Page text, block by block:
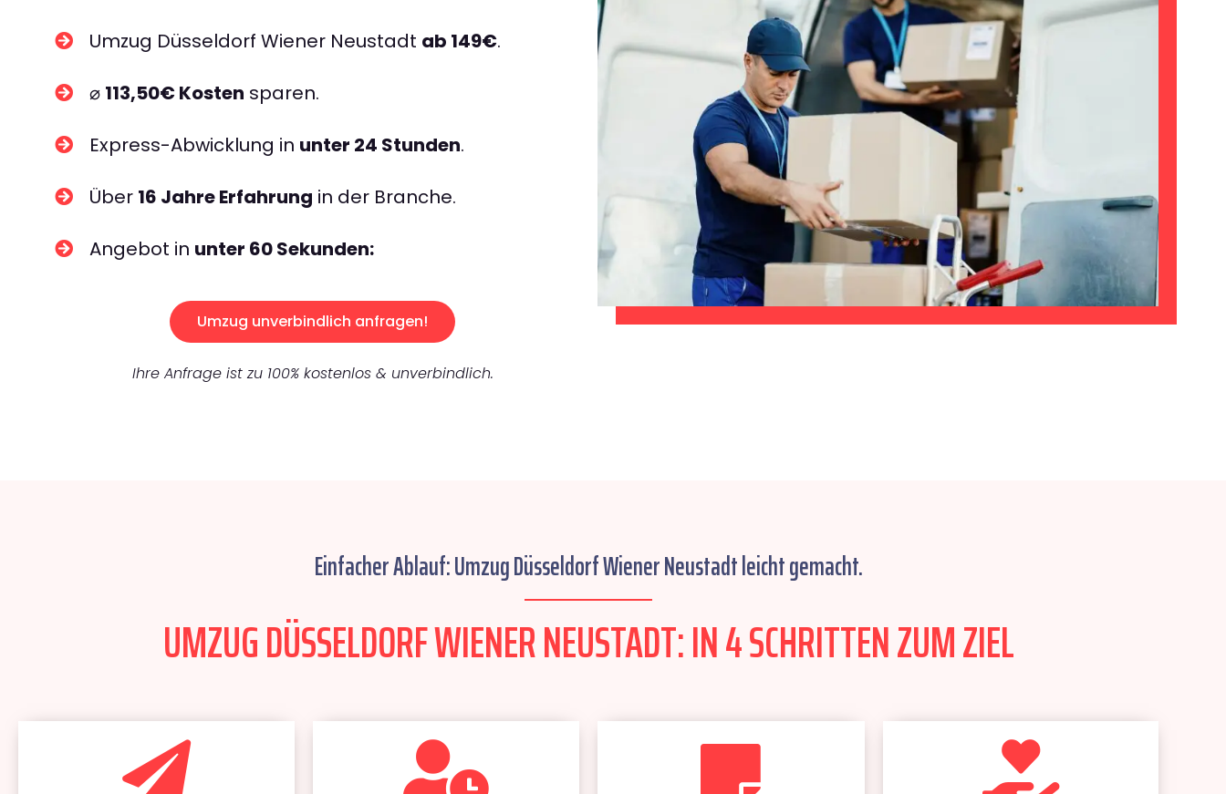
Umzug Düsseldorf Wiener Neustadt ab 149€.
⌀ 113,50€ Kosten sparen.
Express-Abwicklung in unter 24 Stunden.
Über 16 Jahre Erfahrung in der Branche.
Angebot in unter 60 Sekunden:
Umzug unverbindlich anfragen!
Ihre Anfrage ist zu 100% kostenlos & unverbindlich.
Einfacher Ablauf: Umzug Düsseldorf Wiener Neustadt leicht gemacht.
UMZUG DÜSSELDORF WIENER NEUSTADT: IN 4 SCHRITTEN ZUM ZIEL